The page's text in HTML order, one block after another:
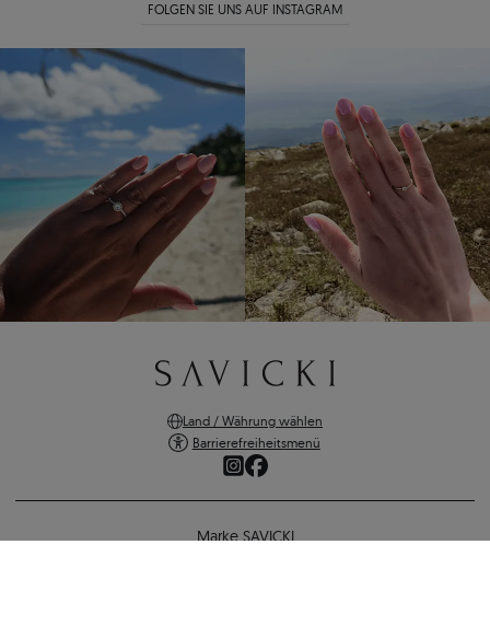
FOLGEN SIE UNS AUF INSTAGRAM
Land / Währung wählen
Barrierefreiheitsmenü
Marke SAVICKI